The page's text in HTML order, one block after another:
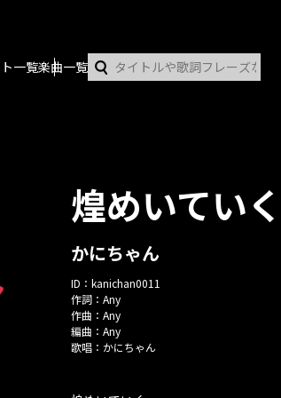
一覧楽曲一覧
煌めいていく
かにちゃん
ID： kanichan0011
作詞： Any
作曲： Any
編曲： Any
歌唱： かにちゃん